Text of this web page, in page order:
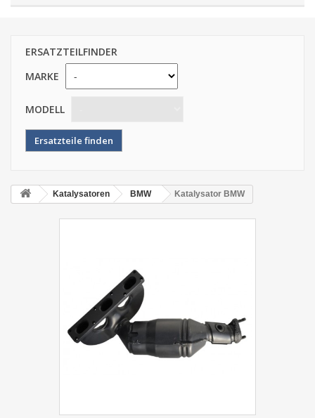
ERSATZTEILFINDER
MARKE
MODELL
Katalysatoren BMW Katalysator BMW